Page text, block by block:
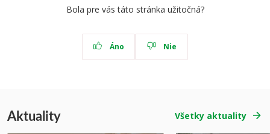
Bola pre vás táto stránka užitočná?
Áno Nie
Aktuality Všetky aktuality